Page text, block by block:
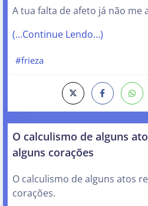
A tua falta de afeto já não me
(…Continue Lendo…)
#frieza
O calculismo de alguns
alguns corações
O calculismo de alguns atos
corações.